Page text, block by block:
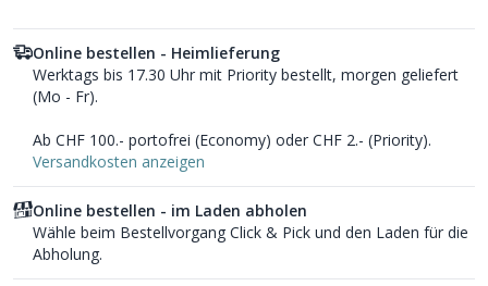
Online bestellen - Heimlieferung
Werktags bis 17.30 Uhr mit Priority bestellt, morgen geliefert
(Mo - Fr).
Ab CHF 100.- portofrei (Economy) oder CHF 2.- (Priority).
Versandkosten anzeigen
Online bestellen - im Laden abholen
Wähle beim Bestellvorgang Click & Pick und den Laden für die
Abholung.